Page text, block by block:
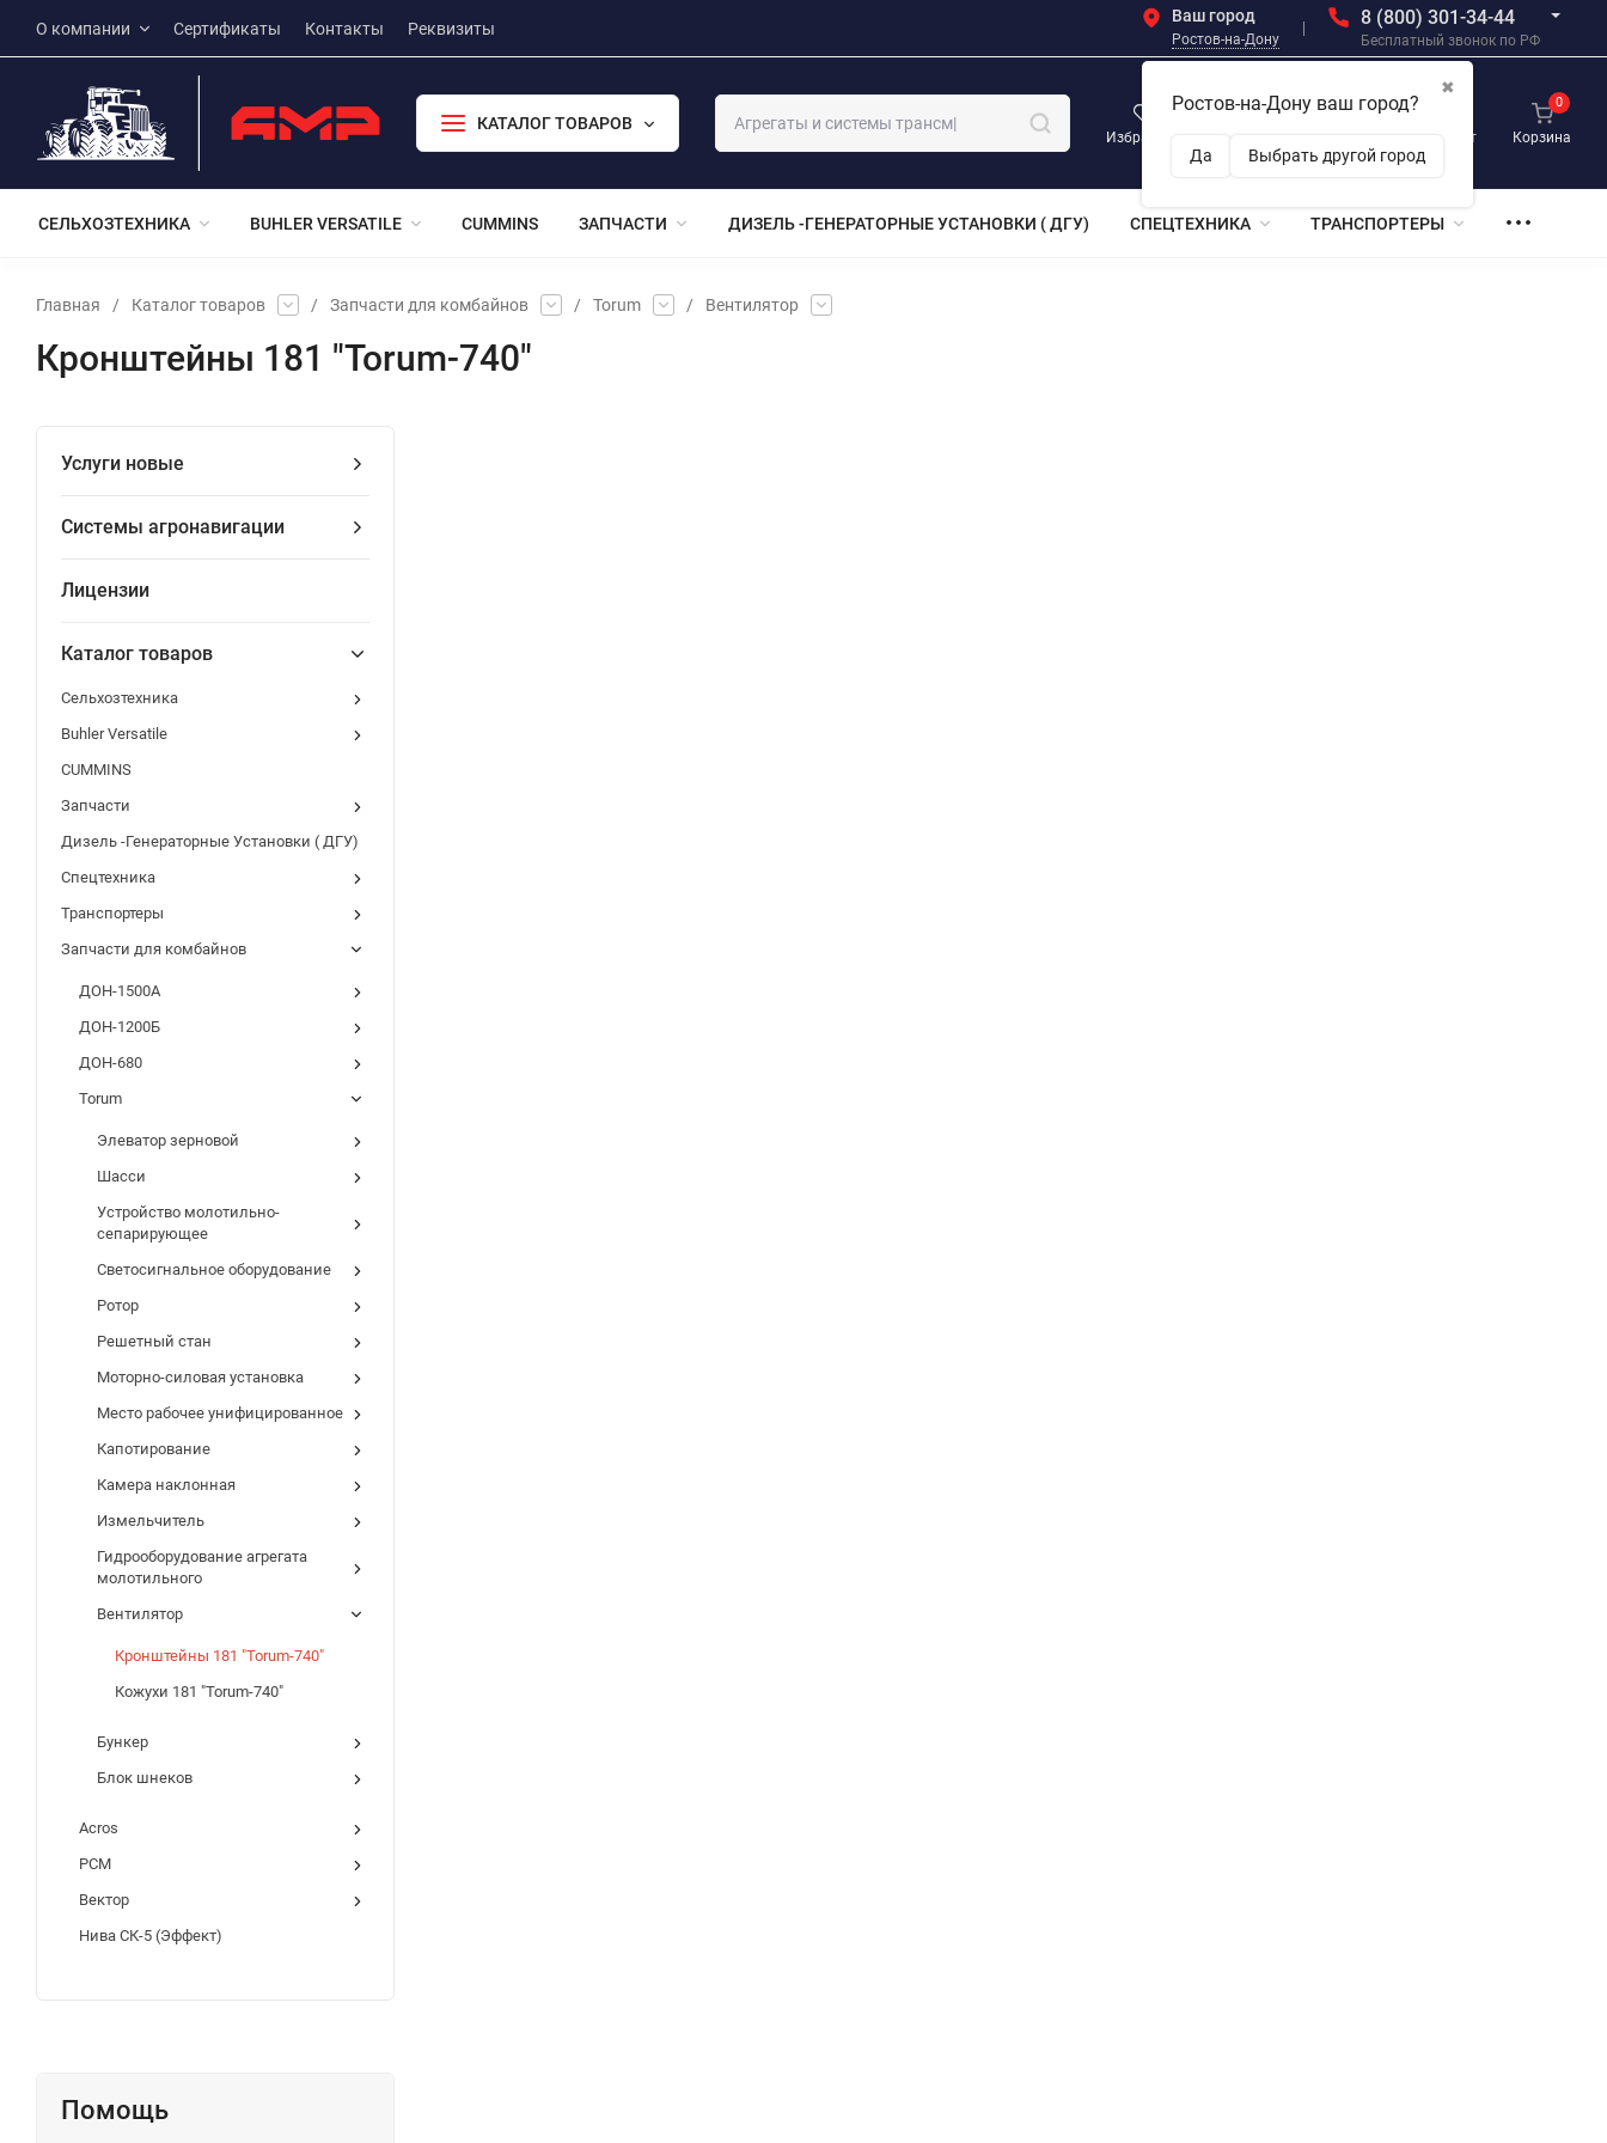
О компании Сертификаты Контакты Реквизиты
Ваш город
Ростов-на-Дону
✖
Ростов-на-Дону ваш город?
Да Выбрать другой город
8 (800) 301-34-44
Бесплатный звонок по РФ
КАТАЛОГ ТОВАРОВ
Избранное
0
Личный кабинет Корзина
0
СЕЛЬХОЗТЕХНИКА BUHLER VERSATILE CUMMINS ЗАПЧАСТИ ДИЗЕЛЬ -ГЕНЕРАТОРНЫЕ УСТАНОВКИ ( ДГУ) СПЕЦТЕХНИКА ТРАНСПОРТЕРЫ
Главная / Каталог товаров / Запчасти для комбайнов / Torum / Вентилятор
Кронштейны 181 "Torum-740"
Услуги новые
Системы агронавигации
Лицензии
Каталог товаров
Сельхозтехника
Buhler Versatile
CUMMINS
Запчасти
Дизель -Генераторные Установки ( ДГУ)
Спецтехника
Транспортеры
Запчасти для комбайнов
ДОН-1500А
ДОН-1200Б
ДОН-680
Torum
Элеватор зерновой
Шасси
Устройство молотильно-
сепарирующее
Светосигнальное оборудование
Ротор
Решетный стан
Моторно-силовая установка
Место рабочее унифицированное
Капотирование
Камера наклонная
Измельчитель
Гидрооборудование агрегата
молотильного
Вентилятор
Кронштейны 181 "Torum-740"
Кожухи 181 "Torum-740"
Бункер
Блок шнеков
Acros
РСМ
Вектор
Нива СК-5 (Эффект)
Помощь